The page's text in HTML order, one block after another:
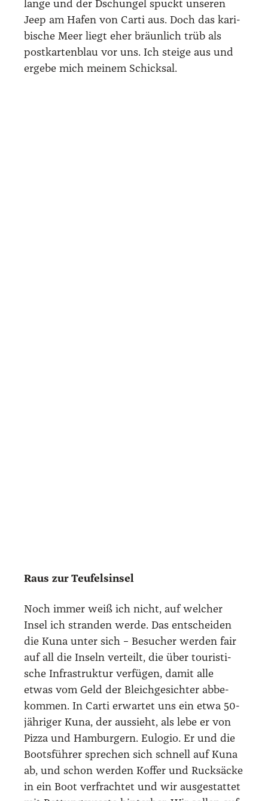
Zwan­zig­jäh­ri­ge Boots­füh­rer das Tem­po vor
einer klei­nen Insel, die zwi­schen Pal­men
meh­re­re Hüt­ten erken­nen lässt.
ein Kuna mit brei­ten Schul­tern, schrä­gen
Zäh­nen und einem freund­li­chen Lächeln,
der mir kaum bis zum Hals reicht. Er stellt
sich als Dani­el vor. Ein ande­rer schleppt
mei­nen Ruck­sack zu einer Stroh­hüt­te mit
der Num­mer drei gegen­über dem Boots­an­le­
ger. ‚Nia­dub‘ ist in Grün dar­auf gepin­selt.
Innen steht auf dem Sand­bo­den ein Holz­
bett­ge­stell mit einer Matrat­ze dar­auf, dar­
über ein Mücken­netz und eine Plas­tik­pla­ne
unter der Decke. Von der Außen­welt bin ich
nur durch Bam­bus­stä­be getrennt, die so viel
Sicht­bar­keit ins Inne­re gewäh­ren wie eine